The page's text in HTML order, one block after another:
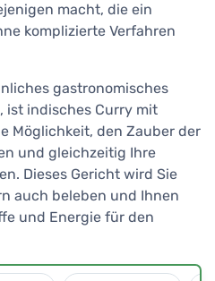
macht, die ein
komplizierte Verfahren
gastronomisches
ist indisches Curry mit
Möglichkeit, den Zauber der
und gleichzeitig Ihre
Dieses Gericht wird Sie
auch beleben und Ihnen
und Energie für den